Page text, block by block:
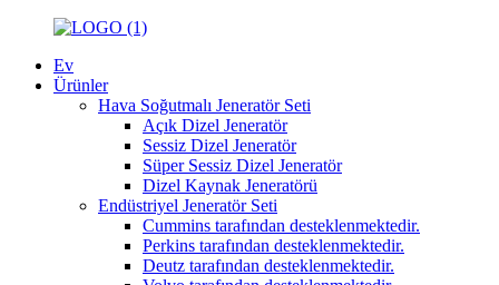
Ev
Ürünler
Hava Soğutmalı Jeneratör Seti
Açık Dizel Jeneratör
Sessiz Dizel Jeneratör
Süper Sessiz Dizel Jeneratör
Dizel Kaynak Jeneratörü
Endüstriyel Jeneratör Seti
Cummins tarafından desteklenmektedir.
Perkins tarafından desteklenmektedir.
Deutz tarafından desteklenmektedir.